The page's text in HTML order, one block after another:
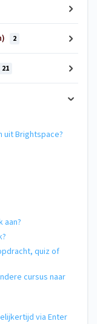
2
21
uit Brightspace?
aan?
quiz of
cursus naar
via Enter